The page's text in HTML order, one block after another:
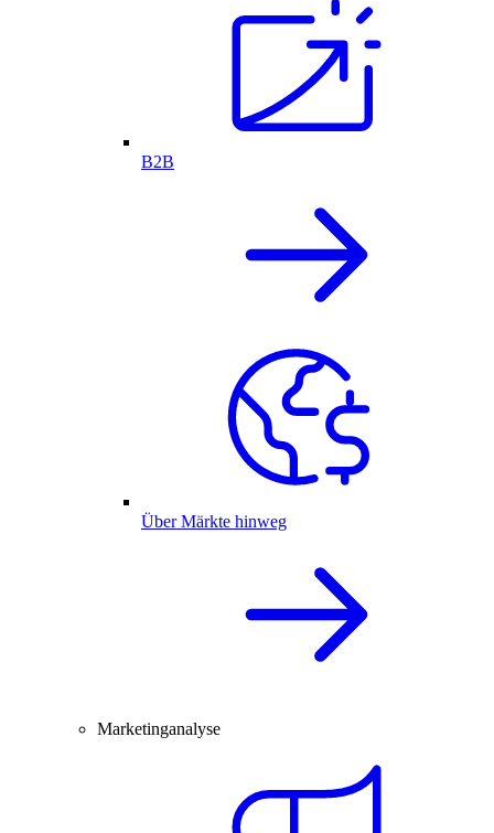
B2B
Über Märkte hinweg
Marketinganalyse